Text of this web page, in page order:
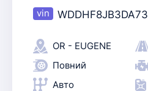
OR - EUGENE
Повний
Авто